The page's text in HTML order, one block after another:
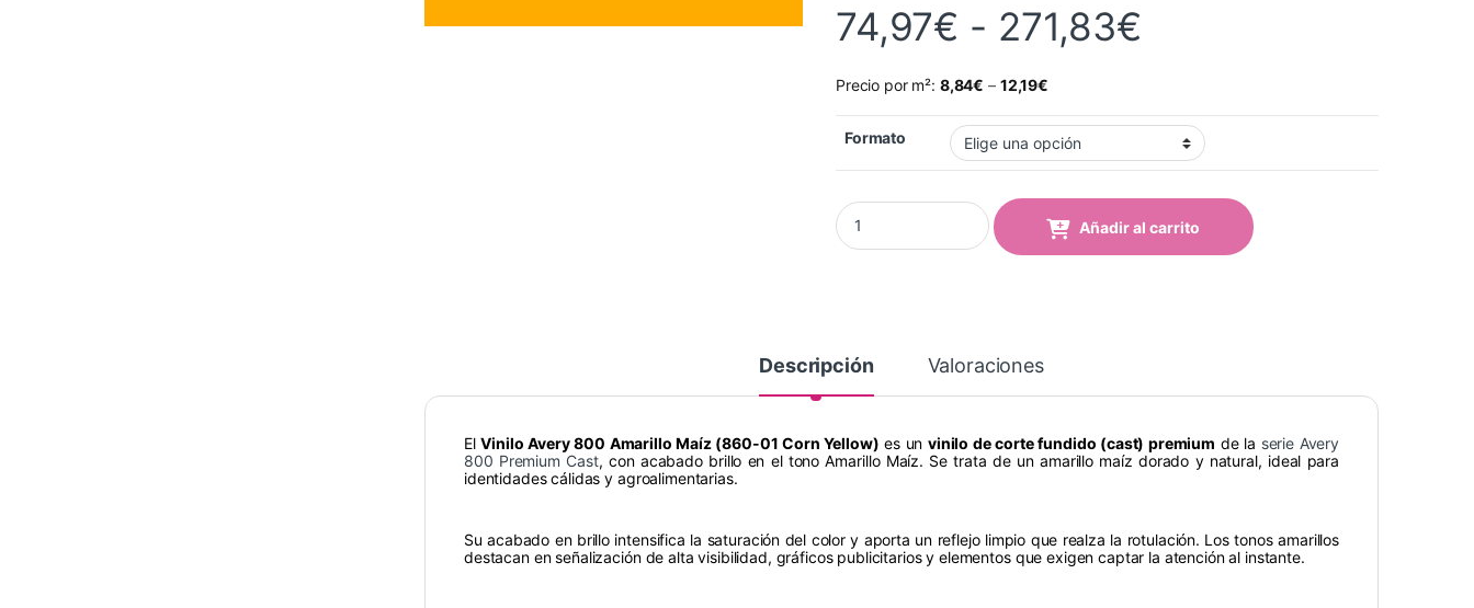
74,97€ - 271,83€
Precio por m²: 8,84€ – 12,19€
Formato
Vinilo Avery 800 Amarillo Maíz (860-01 Corn Yellow) quantity
Añadir al carrito
Descripción Valoraciones
ElVinilo Avery 800 Amarillo Maíz (860-01 Corn Yellow) es un vinilo de corte fundido (cast) premium de la serie Avery
800 Premium Cast, con acabado brillo en el tono Amarillo Maíz. Se trata de un amarillo maíz dorado y natural, ideal para
identidades cálidas y agroalimentarias.
Su acabado en brillo intensifica la saturación del color y aporta un reflejo limpio que realza la rotulación. Los tonos amarillos
destacan en señalización de alta visibilidad, gráficos publicitarios y elementos que exigen captar la atención al instante.